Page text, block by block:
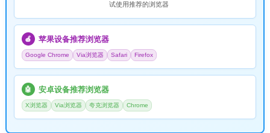
试使用推荐的浏览器
🍎 苹果设备推荐浏览器
Google Chrome Via浏览器 Safari Firefox
🤖 安卓设备推荐浏览器
X浏览器 Via浏览器 夸克浏览器 Chrome